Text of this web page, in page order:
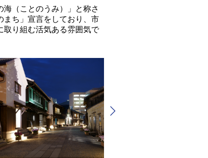
（ことのうみ）」と称さ
まち」宣言をしており、市
取り組む活気ある雰囲気で